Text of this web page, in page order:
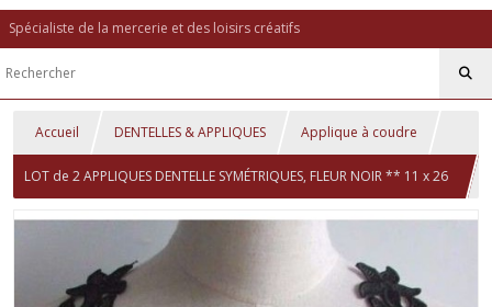
Spécialiste de la mercerie et des loisirs créatifs
Accueil DENTELLES & APPLIQUES Applique à coudre
LOT de 2 APPLIQUES DENTELLE SYMÉTRIQUES, FLEUR NOIR ** 11 x 26
cm ** COL GUIPURE - ACD02